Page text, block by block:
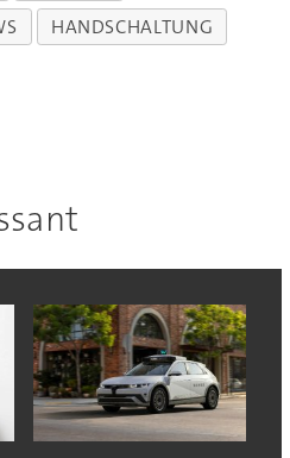
HANDSCHALTUNG